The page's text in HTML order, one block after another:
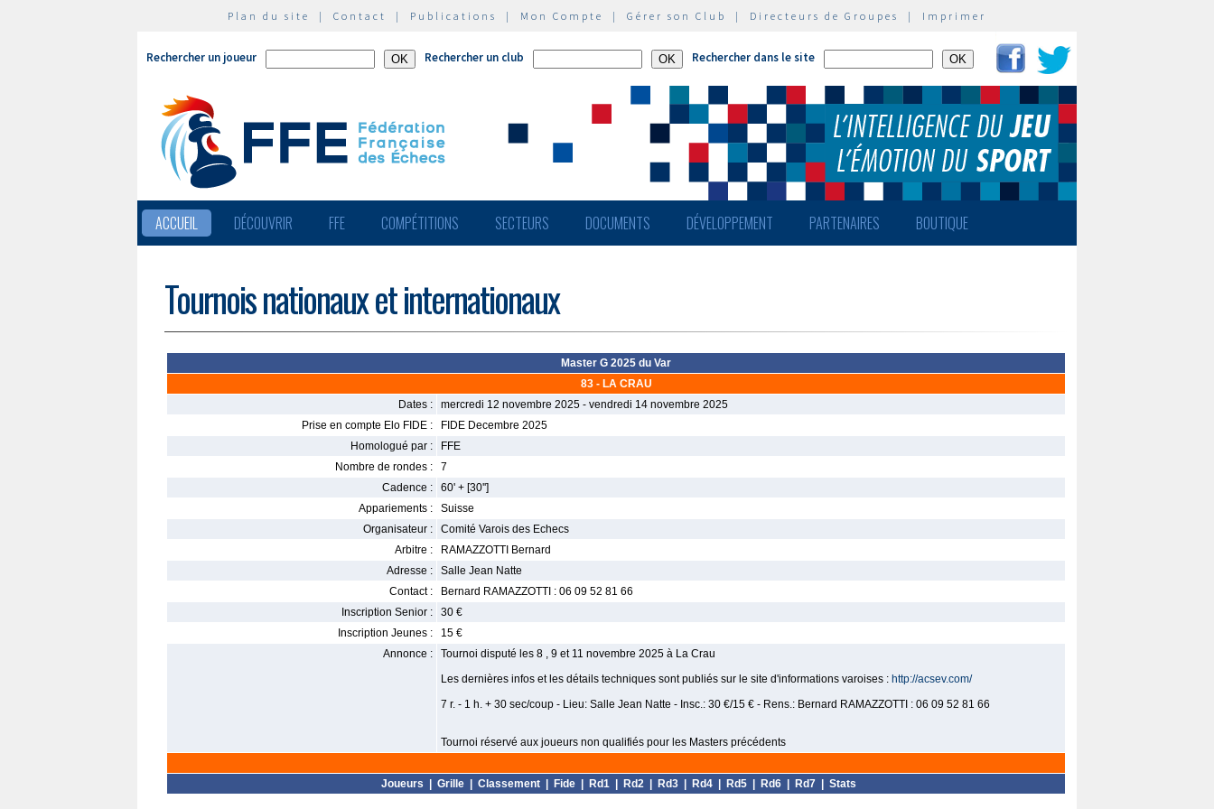
Plan du site | Contact | Publications | Mon Compte | Gérer son Club | Directeurs de Groupes | Imprimer
Rechercher un joueur Rechercher un club Rechercher dans le site
ACCUEIL DÉCOUVRIR FFE COMPÉTITIONS SECTEURS DOCUMENTS DÉVELOPPEMENT PARTENAIRES BOUTIQUE
Tournois nationaux et internationaux
Master G 2025 du Var
83 - LA CRAU
Dates :
mercredi 12 novembre 2025 - vendredi 14 novembre 2025
Prise en compte Elo FIDE :
FIDE Decembre 2025
Homologué par :
FFE
Nombre de rondes :
7
Cadence :
60' + [30'']
Appariements :
Suisse
Organisateur :
Comité Varois des Echecs
Arbitre :
RAMAZZOTTI Bernard
Adresse :
Salle Jean Natte
Contact :
Bernard RAMAZZOTTI : 06 09 52 81 66
Inscription Senior :
30 €
Inscription Jeunes :
15 €
Annonce :
Tournoi disputé les 8 , 9 et 11 novembre 2025 à La Crau
Les dernières infos et les détails techniques sont publiés sur le site d'informations varoises : http://acsev.com/
7 r. - 1 h. + 30 sec/coup - Lieu: Salle Jean Natte - Insc.: 30 €/15 € - Rens.: Bernard RAMAZZOTTI : 06 09 52 81 66
Tournoi réservé aux joueurs non qualifiés pour les Masters précédents
Joueurs Grille Classement Fide Rd1 Rd2 Rd3 Rd4 Rd5 Rd6 Rd7 Stats